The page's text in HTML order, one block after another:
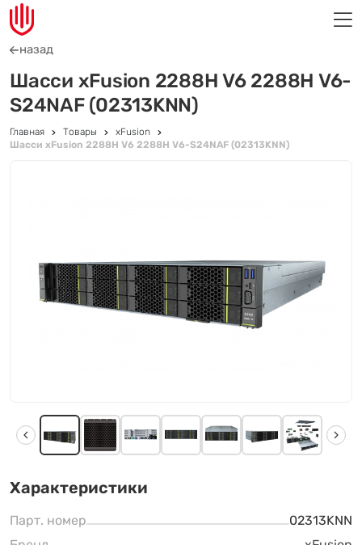
назад
Шасси xFusion 2288H V6 2288H V6-
S24NAF (02313KNN)
Главная Товары
xFusion
Шасси xFusion 2288H V6 2288H V6-S24NAF (02313KNN)
Характеристики
Парт. номер
02313KNN